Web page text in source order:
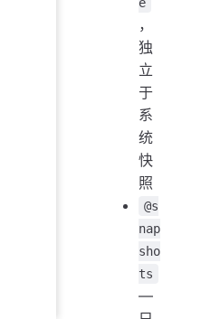
e
，
独
立
于
系
统
快
照
@s
nap
sho
ts
—